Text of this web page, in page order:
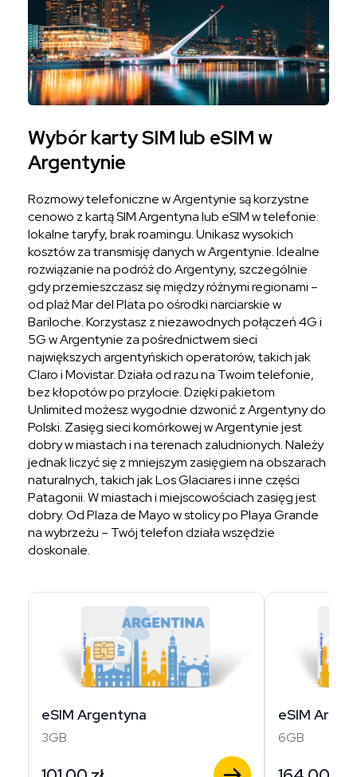
Wybór karty SIM lub eSIM w
Argentynie
Rozmowy telefoniczne w Argentynie są korzystne
cenowo z kartą SIM Argentyna lub eSIM w telefonie:
lokalne taryfy, brak roamingu. Unikasz wysokich
kosztów za transmisję danych w Argentynie. Idealne
rozwiązanie na podróż do Argentyny, szczególnie
gdy przemieszczasz się między różnymi regionami –
od plaż Mar del Plata po ośrodki narciarskie w
Bariloche. Korzystasz z niezawodnych połączeń 4G i
5G w Argentynie za pośrednictwem sieci
największych argentyńskich operatorów, takich jak
Claro i Movistar. Działa od razu na Twoim telefonie,
bez kłopotów po przylocie. Dzięki pakietom
Unlimited możesz wygodnie dzwonić z Argentyny do
Polski. Zasięg sieci komórkowej w Argentynie jest
dobry w miastach i na terenach zaludnionych. Należy
jednak liczyć się z mniejszym zasięgiem na obszarach
naturalnych, takich jak Los Glaciares i inne części
Patagonii. W miastach i miejscowościach zasięg jest
dobry. Od Plaza de Mayo w stolicy po Playa Grande
na wybrzeżu – Twój telefon działa wszędzie
doskonale.
eSIM Argentyna
3GB
eSIM
6GB